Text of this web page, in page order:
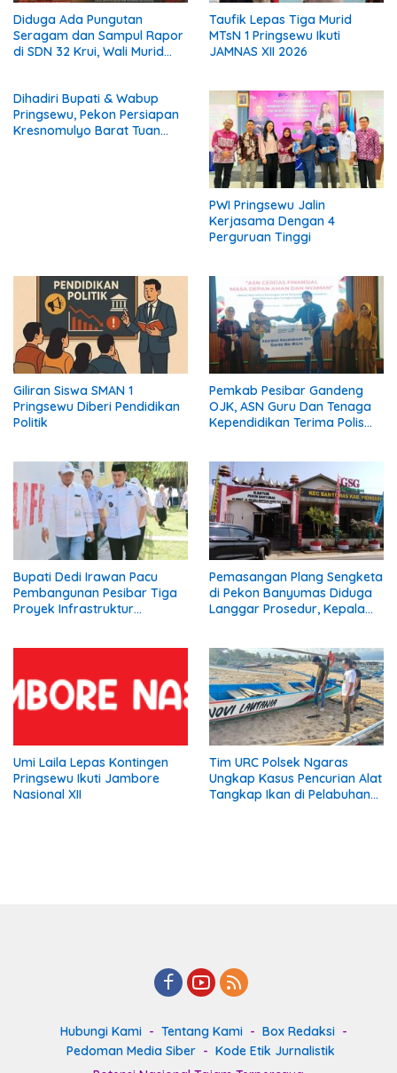
Diduga Ada Pungutan
Seragam dan Sampul Rapor
di SDN 32 Krui, Wali Murid
Taufik Lepas Tiga Murid
MTsN 1 Pringsewu Ikuti
JAMNAS XII 2026
Dihadiri Bupati & Wabup
Pringsewu, Pekon Persiapan
Kresnomulyo Barat Tuan
PWI Pringsewu Jalin
Kerjasama Dengan 4
Perguruan Tinggi
Giliran Siswa SMAN 1
Pringsewu Diberi Pendidikan
Politik
Pemkab Pesibar Gandeng
OJK, ASN Guru Dan Tenaga
Kependidikan Terima Polis
Bupati Dedi Irawan Pacu
Pembangunan Pesibar Tiga
Proyek Infrastruktur
Pemasangan Plang Sengketa
di Pekon Banyumas Diduga
Langgar Prosedur, Kepala
Umi Laila Lepas Kontingen
Pringsewu Ikuti Jambore
Nasional XII
Tim URC Polsek Ngaras
Ungkap Kasus Pencurian Alat
Tangkap Ikan di Pelabuhan
Hubungi Kami Tentang Kami
Box Redaksi
Pedoman Media Siber
Kode Etik Jurnalistik